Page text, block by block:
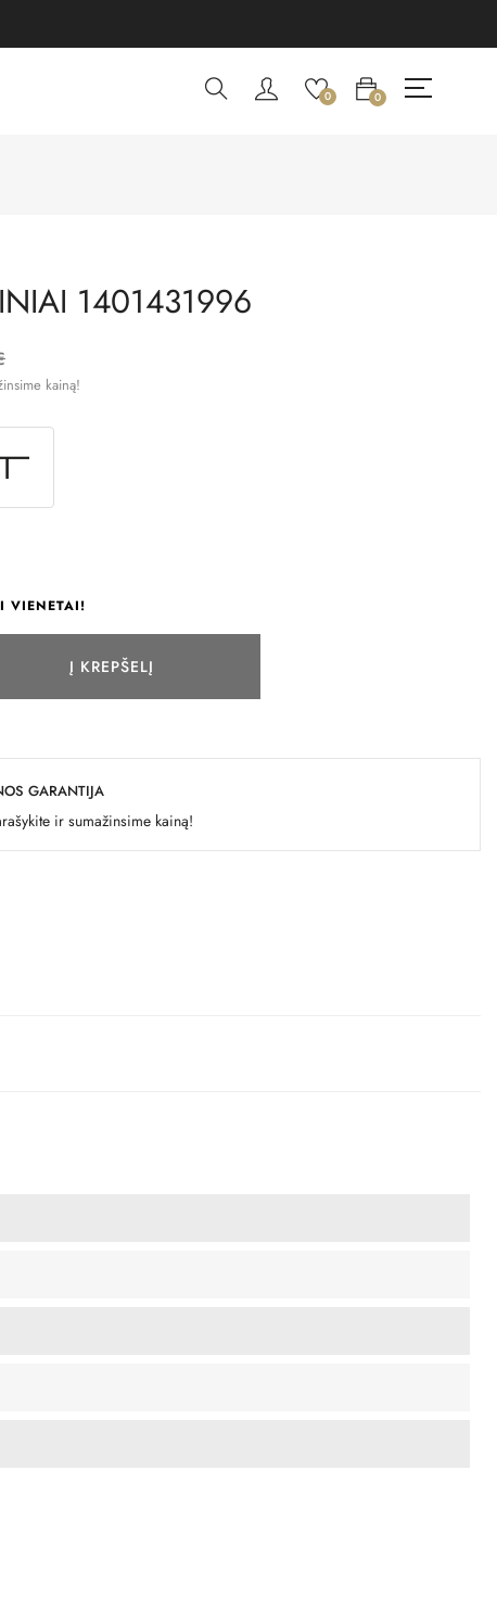
0 0
1401431996
kainą!
VIENETAI!
Į KREPŠELĮ
GARANTIJA
ir sumažinsime kainą!